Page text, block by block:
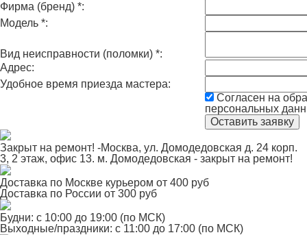
Фирма (бренд) *:
Модель *:
Вид неисправности (поломки) *:
Адрес:
Удобное время приезда мастера:
Согласен на
персональных
Закрыт на ремонт! -Москва, ул. Домодедовская д. 24 корп.
3, 2 этаж, офис 13. м. Домодедовская - закрыт на ремонт!
Доставка по Москве курьером от 400 руб
Доставка по России от 300 руб
Будни: с 10:00 до 19:00 (по МСК)
Выходные/праздники: с 11:00 до 17:00 (по МСК)